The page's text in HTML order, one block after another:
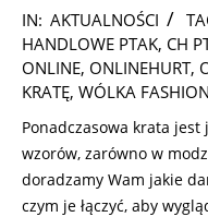
2025-
01-
27
IN: AKTUALNOŚCI
HANDLOWE PTAK, CH
ONLINE, ONLINEHURT,
KRATĘ, WÓLKA FASHION
Ponadczasowa krata
wzorów, zarówno w
doradzamy Wam jakie
czym je łączyć, aby